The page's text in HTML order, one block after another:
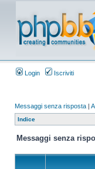
Login Iscriviti
Messaggi senza risposta |
Indice
Messaggi senza